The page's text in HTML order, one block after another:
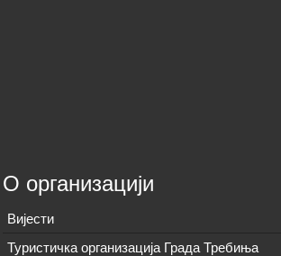
О организацији
Вијeсти
Туристичка организација Града Требиња